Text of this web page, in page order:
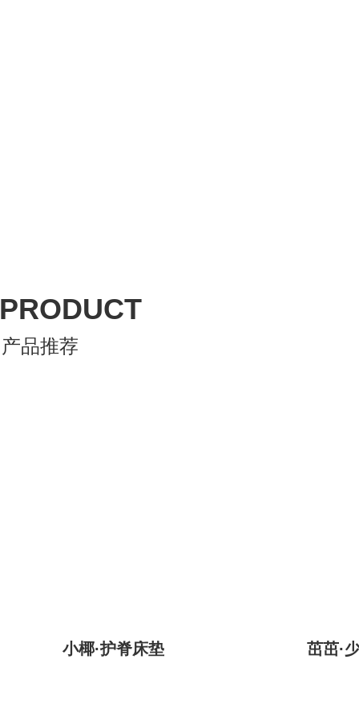
PRODUCT
产品推荐
小椰·护脊床垫 茁茁·